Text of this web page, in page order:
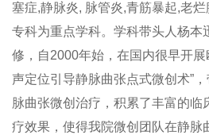
塞症,静脉炎, 脉管炎,青筋暴起,老
专科为重点学科。学科带头人杨本
修，自2000年始，在国内很早开展
声定位引导静脉曲张点式微创术”
脉曲张微创治疗，积累了丰富的临
疗效果，使得我院微创团队在静脉